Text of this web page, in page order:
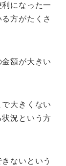
になった一
方がたくさ
額が大きい
大きくない
況という方
ないという